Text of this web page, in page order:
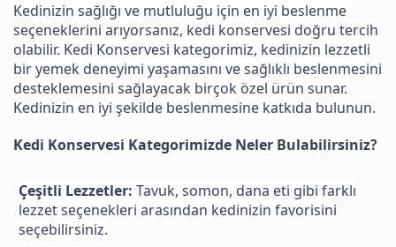
Kedinizin sağlığı ve mutluluğu için en iyi beslenme
seçeneklerini arıyorsanız, kedi konservesi doğru tercih
olabilir. Kedi Konservesi kategorimiz, kedinizin lezzetli
bir yemek deneyimi yaşamasını ve sağlıklı beslenmesini
desteklemesini sağlayacak birçok özel ürün sunar.
Kedinizin en iyi şekilde beslenmesine katkıda bulunun.
Kedi Konservesi Kategorimizde Neler Bulabilirsiniz?
Çeşitli Lezzetler: Tavuk, somon, dana eti gibi farklı
lezzet seçenekleri arasından kedinizin favorisini
seçebilirsiniz.